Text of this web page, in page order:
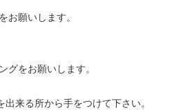
願いします。
をお願いします。
来る所から手をつけて下さい。